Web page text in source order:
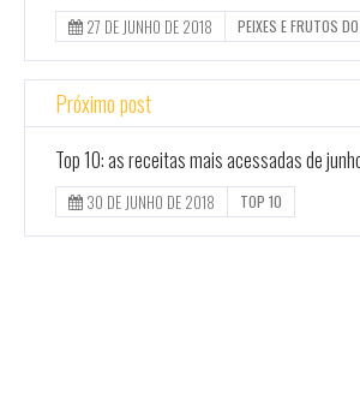
27 DE JUNHO DE 2018 PEIXES E FRUTOS
Próximo post
Top 10: as receitas mais acessadas de
30 DE JUNHO DE 2018 TOP 10